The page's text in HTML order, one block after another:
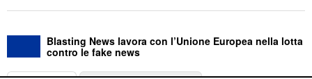
Blasting News lavora con l’Unione Europea nella lotta
contro le fake news